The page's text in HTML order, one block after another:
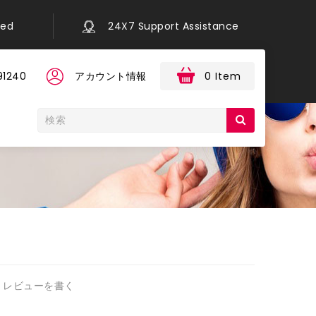
24X7 Support Assistance
アカウント情報 0 Item
レビューを書く